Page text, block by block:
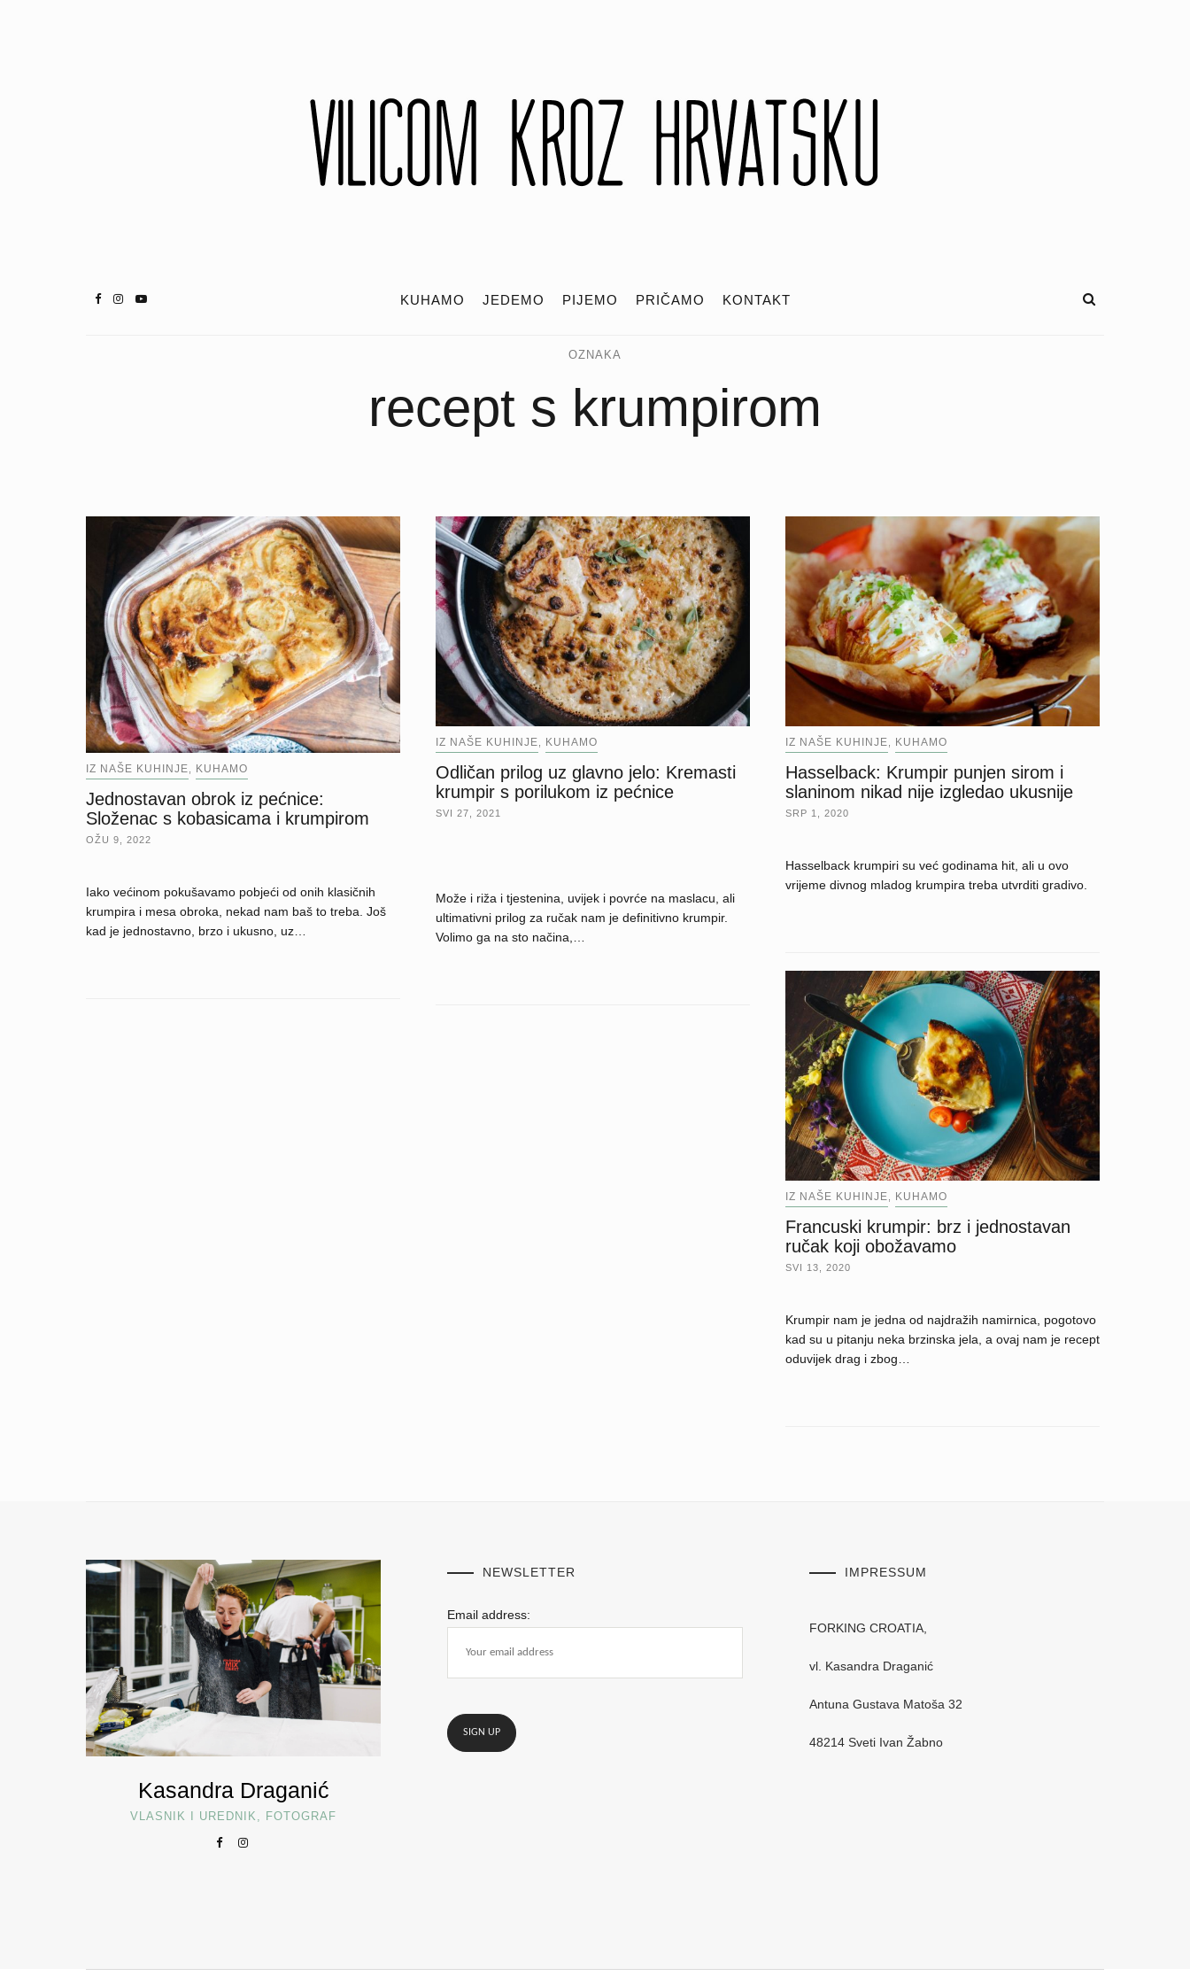
KUHAMO JEDEMO PIJEMO PRIČAMO KONTAKT
OZNAKA
recept s krumpirom
IZ NAŠE KUHINJE KUHAMO
Jednostavan obrok iz pećnice:
Složenac s kobasicama i krumpirom
OŽU 9, 2022
Iako većinom pokušavamo pobjeći od onih klasičnih
krumpira i mesa obroka, nekad nam baš to treba. Još
kad je jednostavno, brzo i ukusno, uz…
IZ NAŠE KUHINJE KUHAMO
Odličan prilog uz glavno jelo: Kremasti
krumpir s porilukom iz pećnice
SVI 27, 2021
Može i riža i tjestenina, uvijek i povrće na maslacu, ali
ultimativni prilog za ručak nam je definitivno krumpir.
Volimo ga na sto načina,…
IZ NAŠE KUHINJE KUHAMO
Hasselback: Krumpir punjen sirom i
slaninom nikad nije izgledao ukusnije
SRP 1, 2020
Hasselback krumpiri su već godinama hit, ali u ovo
vrijeme divnog mladog krumpira treba utvrditi gradivo.
IZ NAŠE KUHINJE KUHAMO
Francuski krumpir: brz i jednostavan
ručak koji obožavamo
SVI 13, 2020
Krumpir nam je jedna od najdražih namirnica, pogotovo
kad su u pitanju neka brzinska jela, a ovaj nam je recept
oduvijek drag i zbog…
Kasandra Draganić
VLASNIK I UREDNIK, FOTOGRAF
NEWSLETTER
Email address:
IMPRESSUM
FORKING CROATIA,
vl. Kasandra Draganić
Antuna Gustava Matoša 32
48214 Sveti Ivan Žabno